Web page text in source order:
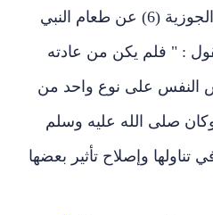
. وهذا ما يؤكده ابن القيم الجوزية (6) عن طعام النبي
: " فلم يكن من عادته
النفس على نوع واحد من
وكان صلى الله عليه وسلم
وإصلاح تأثير بعضها